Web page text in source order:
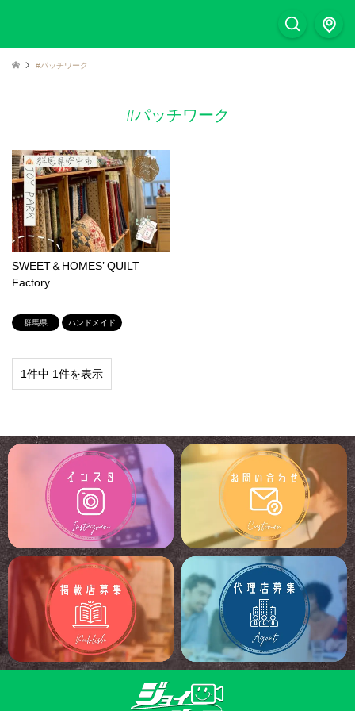
#パッチワーク
#パッチワーク
SWEET＆HOMES’ QUILT
Factory
群馬県 ハンドメイド
1件中 1件を表示